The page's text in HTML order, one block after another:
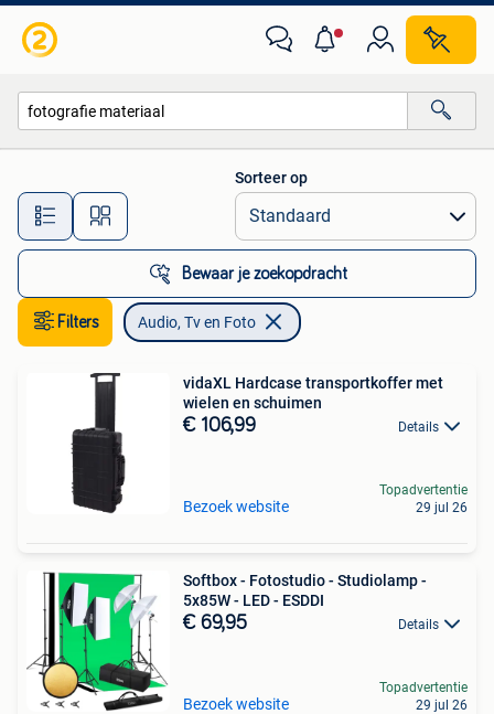
Alle afstanden…
Sorteer op
Bewaar je zoekopdracht
Filters Audio, Tv en Foto
vidaXL Hardcase transportkoffer met
wielen en schuimen
€ 106,99 Details
Bezoek website
Topadvertentie
29 jul 26
Softbox - Fotostudio - Studiolamp -
5x85W - LED - ESDDI
€ 69,95 Details
Bezoek website
Topadvertentie
29 jul 26